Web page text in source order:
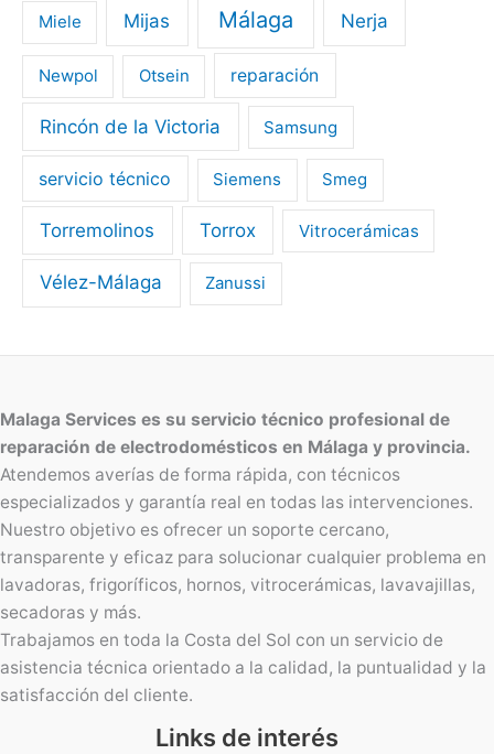
Miele Mijas Málaga Nerja
Newpol Otsein reparación
Rincón de la Victoria Samsung
servicio técnico Siemens Smeg
Torremolinos Torrox Vitrocerámicas
Vélez-Málaga Zanussi
Malaga Services es su servicio técnico profesional de
reparación de electrodomésticos en Málaga y provincia.
Atendemos averías de forma rápida, con técnicos
especializados y garantía real en todas las intervenciones.
Nuestro objetivo es ofrecer un soporte cercano,
transparente y eficaz para solucionar cualquier problema en
lavadoras, frigoríficos, hornos, vitrocerámicas, lavavajillas,
secadoras y más.
Trabajamos en toda la Costa del Sol con un servicio de
asistencia técnica orientado a la calidad, la puntualidad y la
satisfacción del cliente.
Links de interés